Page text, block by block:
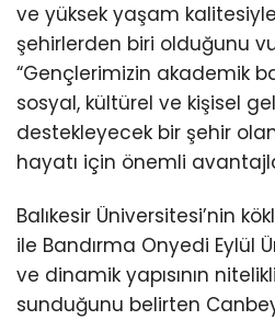
ve yüksek yaşam
şehirlerden biri olduğunu
“Gençlerimizin akademik
sosyal, kültürel ve kişisel
destekleyecek bir şehir
hayatı için önemli
Balıkesir Üniversitesi’nin
ile Bandırma Onyedi Eylül
ve dinamik yapısının
sunduğunu belirten